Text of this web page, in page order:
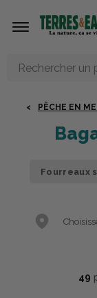
PÊCHE EN
Fourreaux
49